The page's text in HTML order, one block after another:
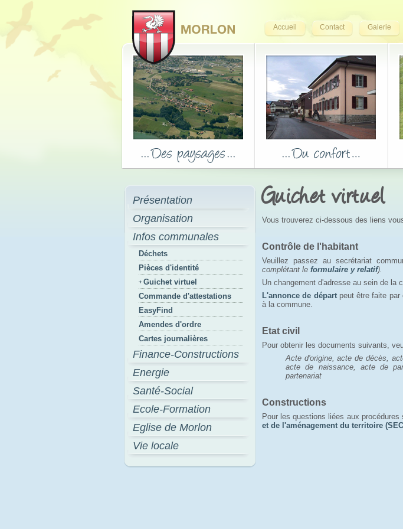
Accueil Contact Galerie
Présentation
Organisation
Infos communales
Déchets
Pièces d'identité
Guichet virtuel
Commande d'attestations
EasyFind
Amendes d'ordre
Cartes journalières
Finance-Constructions
Energie
Santé-Social
Ecole-Formation
Eglise de Morlon
Vie locale
Guichet virtuel
Vous trouverez ci-dessous des liens
Contrôle de l'habitant
Veuillez passez au secrétariat
complétant le formulaire y relatif).
Un changement d'adresse au sein de la
L'annonce de départpeut être faite par
à la commune.
Etat civil
Pour obtenir les documents suivants,
Acte d'origine, acte de décès,
acte de naissance, acte de
partenariat
Constructions
Pour les questions liées aux
et de l'aménagement du territoire